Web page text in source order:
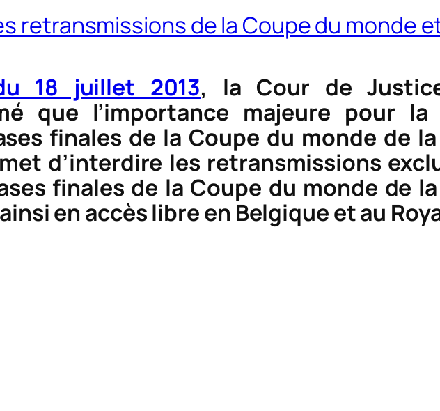
retransmissions de la Coupe du monde
18 juillet 2013, la Cour de
que l’importance majeure pour
finales de la Coupe du monde de la
d’interdire les retransmissions
finales de la Coupe du monde de
en accès libre en Belgique et au